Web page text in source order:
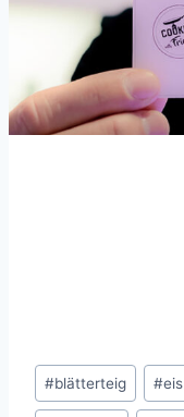
Schlagworte:
#blätterteig #eis